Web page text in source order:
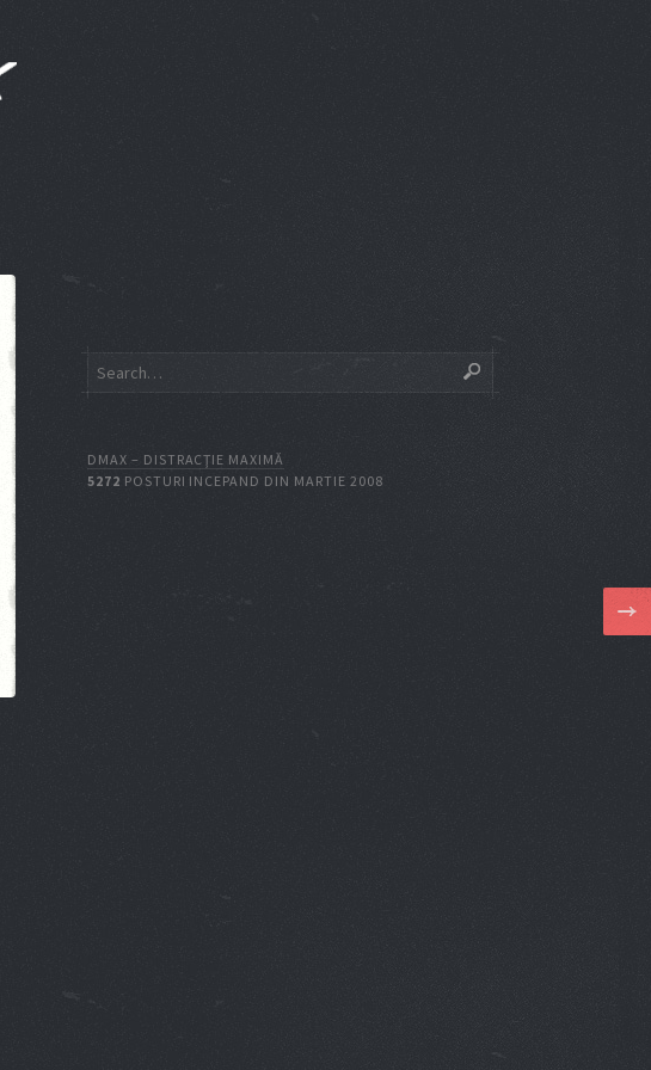
DMAX – DISTRACŢIE MAXIMĂ
5272 POSTURI INCEPAND DIN MARTIE 2008